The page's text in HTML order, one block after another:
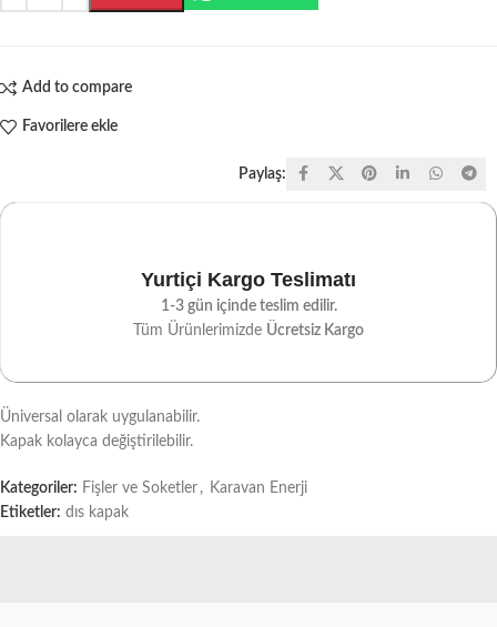
Add to compare
Favorilere ekle
Paylaş:
Yurtiçi Kargo Teslimatı
1-3 gün içinde teslim edilir.
Tüm Ürünlerimizde Ücretsiz Kargo
Üniversal olarak uygulanabilir.
Kapak kolayca değiştirilebilir.
Kategoriler: Fişler ve Soketler , Karavan Enerji
Etiketler: dıs kapak